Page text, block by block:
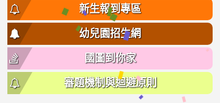
新生報到專區
幼兒園招生網
國圖到你家
審題機制與迴避原則